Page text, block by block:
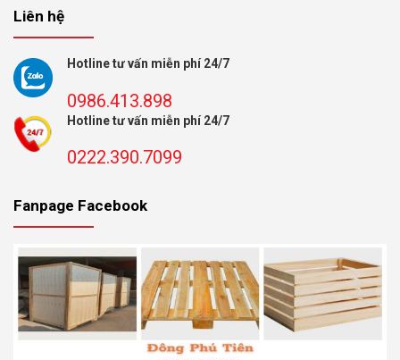
Liên hệ
Hotline tư vấn miễn phí 24/7
0986.413.898
Hotline tư vấn miễn phí 24/7
0222.390.7099
Fanpage Facebook